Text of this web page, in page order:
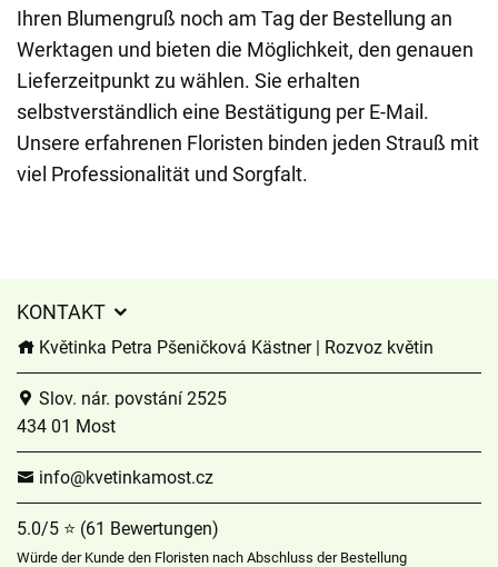
Ihren Blumengruß noch am Tag der Bestellung an
Werktagen und bieten die Möglichkeit, den genauen
Lieferzeitpunkt zu wählen. Sie erhalten
selbstverständlich eine Bestätigung per E-Mail.
Unsere erfahrenen Floristen binden jeden Strauß mit
viel Professionalität und Sorgfalt.
KONTAKT
Květinka Petra Pšeničková Kästner | Rozvoz květin
Slov. nár. povstání 2525
434 01 Most
info@kvetinkamost.cz
5.0/5 ⭐ (61 Bewertungen)
Würde der Kunde den Floristen nach Abschluss der Bestellung